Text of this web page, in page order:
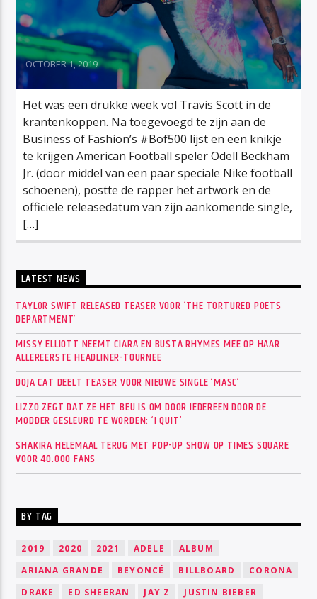
OCTOBER 1, 2019
Het was een drukke week vol Travis Scott in de
krantenkoppen. Na toegevoegd te zijn aan de
Business of Fashion’s #Bof500 lijst en een knikje
te krijgen American Football speler Odell Beckham
Jr. (door middel van een paar speciale Nike football
schoenen), postte de rapper het artwork en de
officiële releasedatum van zijn aankomende single,
[…]
LATEST NEWS
TAYLOR SWIFT RELEASED TEASER VOOR ‘THE TORTURED POETS
DEPARTMENT’
MISSY ELLIOTT NEEMT CIARA EN BUSTA RHYMES MEE OP HAAR
ALLEREERSTE HEADLINER-TOURNEE
DOJA CAT DEELT TEASER VOOR NIEUWE SINGLE ‘MASC’
LIZZO ZEGT DAT ZE HET BEU IS OM DOOR IEDEREEN DOOR DE
MODDER GESLEURD TE WORDEN: ‘I QUIT’
SHAKIRA HELEMAAL TERUG MET POP-UP SHOW OP TIMES SQUARE
VOOR 40.000 FANS
BY TAG
2019 2020 2021 ADELE
ALBUM
ARIANA GRANDE
BEYONCÉ BILLBOARD
CORONA
DRAKE
ED SHEERAN JAY Z
JUSTIN BIEBER